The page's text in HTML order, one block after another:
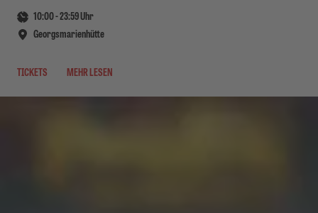
10:00-23:59Uhr
Georgsmarienhütte
TICKETS MEHR LESEN